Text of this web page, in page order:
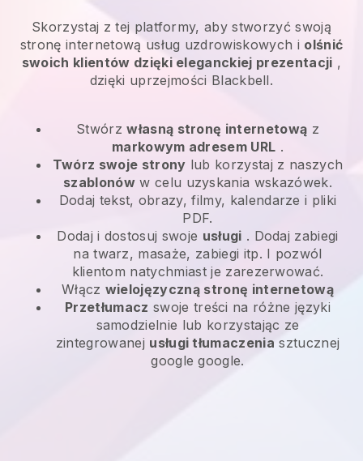
Skorzystaj z tej platformy, aby stworzyć swoją
stronę internetową usług uzdrowiskowych i olśnić
swoich klientów dzięki eleganckiej prezentacji ,
dzięki uprzejmości Blackbell.
Stwórzwłasną stronę internetową z
markowym adresem URL .
Twórz swoje strony lub korzystaj z naszych
szablonóww celu uzyskania wskazówek.
Dodaj tekst, obrazy, filmy, kalendarze i pliki
PDF.
Dodaj i dostosuj swoje usługi . Dodaj zabiegi
na twarz, masaże, zabiegi itp. I pozwól
klientom natychmiast je zarezerwować.
Włącz wielojęzyczną stronę internetową
Przetłumacz swoje treści na różne języki
samodzielnie lub korzystając ze
zintegrowanej usługi tłumaczenia sztucznej
google google.